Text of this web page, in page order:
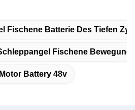
Fischene Batterie Des Tiefen
Fischene
Battery 48v